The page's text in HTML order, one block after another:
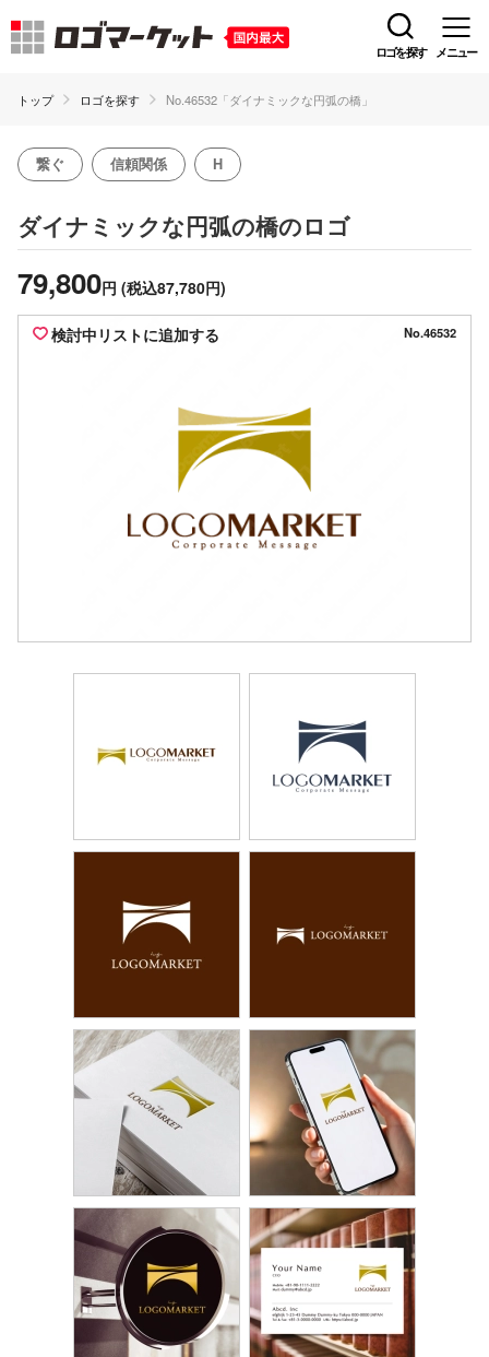
ロゴを探す メニュー
トップ ロゴを探す No.46532「ダイナミックな円弧の橋」
繋ぐ 信頼関係 H
ダイナミックな円弧の橋のロゴ
79,800円 (税込87,780円)
検討中リストに追加する No.46532